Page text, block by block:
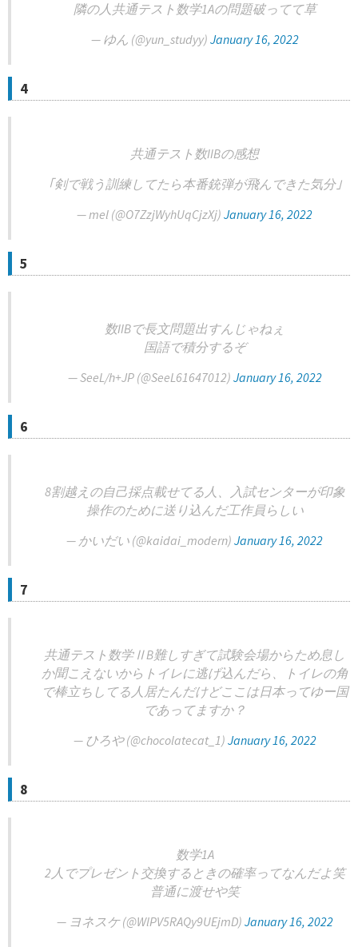
隣の人共通テスト数学1Aの問題破ってて草
— ゆん (@yun_studyy) January 16, 2022
4
共通テスト数IIBの感想
｢剣で戦う訓練してたら本番銃弾が飛んできた気分｣
— mel (@O7ZzjWyhUqCjzXj) January 16, 2022
5
数IIBで長文問題出すんじゃねぇ
国語で積分するぞ
— SeeL/h+JP (@SeeL61647012) January 16, 2022
6
8割越えの自己採点載せてる人、入試センターが印象
操作のために送り込んだ工作員らしい
— かいだい (@kaidai_modern) January 16, 2022
7
共通テスト数学ⅡB難しすぎて試験会場からため息し
か聞こえないからトイレに逃げ込んだら、トイレの角
で棒立ちしてる人居たんだけどここは日本ってゆー国
であってますか？
— ひろや (@chocolatecat_1) January 16, 2022
8
数学1A
2人でプレゼント交換するときの確率ってなんだよ笑
普通に渡せや笑
— ヨネスケ (@WlPV5RAQy9UEjmD) January 16, 2022